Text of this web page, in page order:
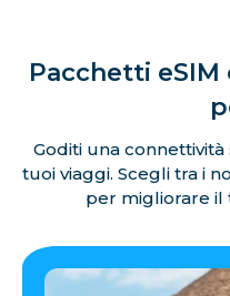
Pacchetti
Goditi una
tuoi viaggi. Scegli tra i
per migliorare il